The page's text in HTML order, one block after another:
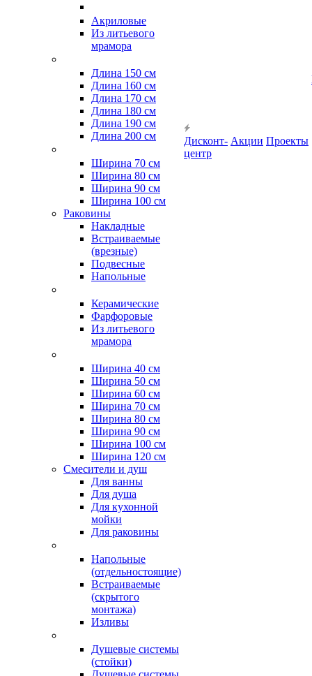
Акриловые
Из литьевого
мрамора
Длина 150 см
Длина 160 см
Длина 170 см
Длина 180 см
Длина 190 см
Длина 200 см
Ширина 70 см
Ширина 80 см
Ширина 90 см
Ширина 100 см
Раковины
Накладные
Встраиваемые
(врезные)
Подвесные
Напольные
Керамические
Фарфоровые
Из литьевого
мрамора
Ширина 40 см
Ширина 50 см
Ширина 60 см
Ширина 70 см
Ширина 80 см
Ширина 90 см
Ширина 100 см
Ширина 120 см
Смесители и душ
Для ванны
Для душа
Для кухонной
мойки
Для раковины
Напольные
(отдельностоящие)
Встраиваемые
(скрытого
монтажа)
Изливы
Душевые системы
(стойки)
Дисконт-
центр
Акции Проекты